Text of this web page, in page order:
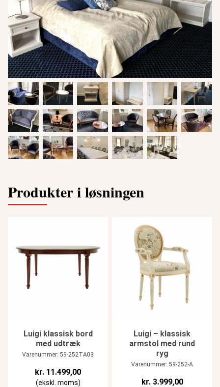
Produkter i løsningen
Luigi klassisk bord
med udtræk
Varenummer: 59-252TA03
kr. 11.499,00
(ekskl. moms)
Luigi – klassisk
armstol med rund
ryg
Varenummer: 59-252-A
kr.3.999,00